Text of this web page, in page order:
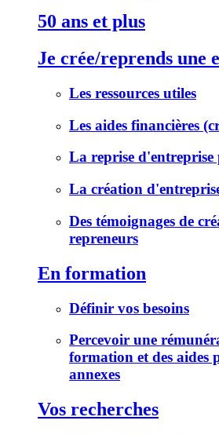
50 ans et plus
Je crée/reprends une
Les ressources utiles
Les aides financières
La reprise d'entreprise
La création
Des témoignages de
repreneurs
En formation
Définir vos besoins
Percevoir une
formation et des aides
annexes
Vos recherches